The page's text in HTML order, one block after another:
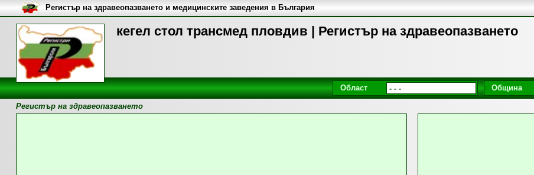
кегел стол трансмед пловдив | Регистър на здравеопазването
Регистър на здравеопазването и медицинските заведения в България
Област Община
Регистър на здравеопазването